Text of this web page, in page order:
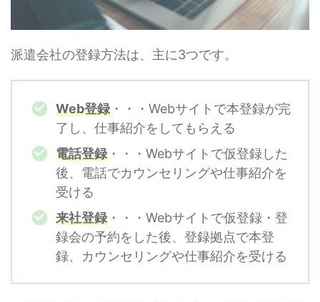
派遣会社の登録方法は、主に3つです。
Web登録・・・Webサイトで本登録が完
了し、仕事紹介をしてもらえる
電話登録・・・Webサイトで仮登録した
後、電話でカウンセリングや仕事紹介を
受ける
来社登録・・・Webサイトで仮登録・登
録会の予約をした後、登録拠点で本登
録、カウンセリングや仕事紹介を受ける